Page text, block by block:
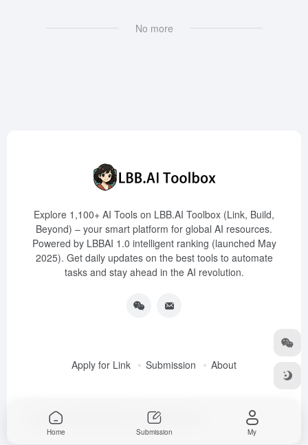
No more
Explore 1,100+ AI Tools on LBB.AI Toolbox (Link, Build,
Beyond) – your smart platform for global AI resources.
Powered by LBBAI 1.0 intelligent ranking (launched May
2025). Get daily updates on the best tools to automate
tasks and stay ahead in the AI revolution.
Apply for Link Submission About
Copyright © 2025 LBB.AI (Link, Build, Beyond)
Home Submission My